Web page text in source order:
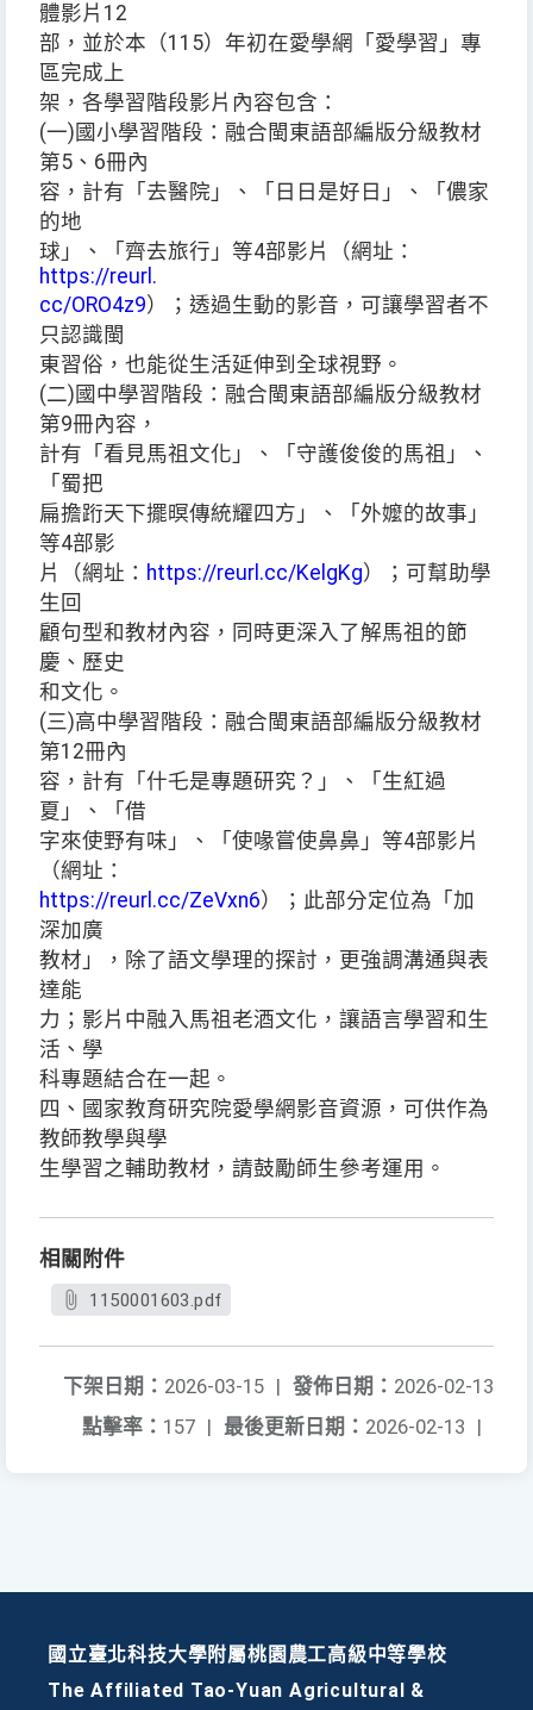
體影片12
部，並於本（115）年初在愛學網「愛學習」專
區完成上
架，各學習階段影片內容包含：
(一)國小學習階段：融合閩東語部編版分級教材
第5、6冊內
容，計有「去醫院」、「日日是好日」、「儂家
的地
球」、「齊去旅行」等4部影片（網址：
https://reurl.
cc/ORO4z9）；透過生動的影音，可讓學習者不
只認識閩
東習俗，也能從生活延伸到全球視野。
(二)國中學習階段：融合閩東語部編版分級教材
第9冊內容，
計有「看見馬祖文化」、「守護俊俊的馬祖」、
「蜀把
扁擔䟰天下擺暝傳統耀四方」、「外嬤的故事」
等4部影
片（網址： https://reurl.cc/KelgKg）；可幫助學
生回
顧句型和教材內容，同時更深入了解馬祖的節
慶、歷史
和文化。
(三)高中學習階段：融合閩東語部編版分級教材
第12冊內
容，計有「什乇是專題研究？」、「生紅過
夏」、「借
字來使野有味」、「使喙嘗使鼻鼻」等4部影片
（網址：
https://reurl.cc/ZeVxn6）；此部分定位為「加
深加廣
教材」，除了語文學理的探討，更強調溝通與表
達能
力；影片中融入馬祖老酒文化，讓語言學習和生
活、學
科專題結合在一起。
四、國家教育研究院愛學網影音資源，可供作為
教師教學與學
生學習之輔助教材，請鼓勵師生參考運用。
相關附件
1150001603.pdf
發佈日期： 2026-02-13
下架日期： 2026-03-15 |
最後更新日期： 2026-02-13 |
點擊率： 157 |
國立臺北科技大學附屬桃園農工高級中等學校
The Affiliated Tao-Yuan Agricultural &